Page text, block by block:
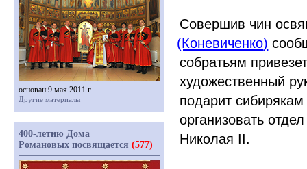
Совершив чин
(Коневиченко)
собратьям
художественный
подарит
организовать
Николая II.
основан 9 мая 2011 г.
Другие материалы
400-летию Дома
Романовых посвящается (577)